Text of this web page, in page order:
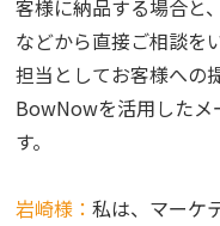
客様に納品する場合と
などから直接ご相談を
担当としてお客様への
BowNowを活用したメ
す。
岩崎様：私は、マーケ